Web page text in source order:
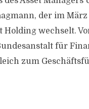
der im
Holding wechselt.
für
zum